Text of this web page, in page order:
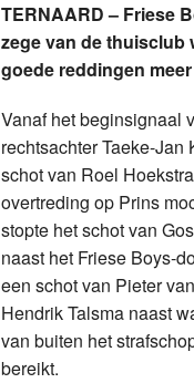
TERNAARD – Friese
zege van de thuisclub
goede reddingen
Vanaf het beginsignaal
rechtsachter Taeke-
schot van Roel
overtreding op Prins
stopte het schot van
naast het Friese Boys-
een schot van Pieter
Hendrik Talsma naast
van buiten het
bereikt.